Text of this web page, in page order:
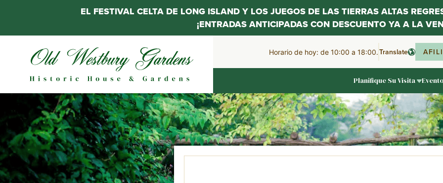
contenido
Horario de hoy: de 10:00 a 18:00.Translate
Planifique Su Visita
EL FESTIVAL CELTA DE LONG ISLAND Y LOS JUEGOS DE LAS TIERRAS ALTAS
¡ENTRADAS ANTICIPADAS CON DESCUENTO YA A LA